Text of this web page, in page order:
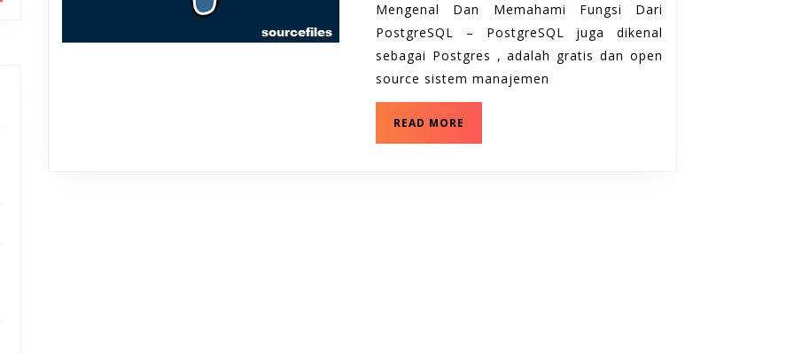
Dari
PostgreSQL
Mengenal Dan Memahami Fungsi Dari
PostgreSQL – PostgreSQL juga dikenal
sebagai Postgres , adalah gratis dan open
source sistem manajemen
READ MORE